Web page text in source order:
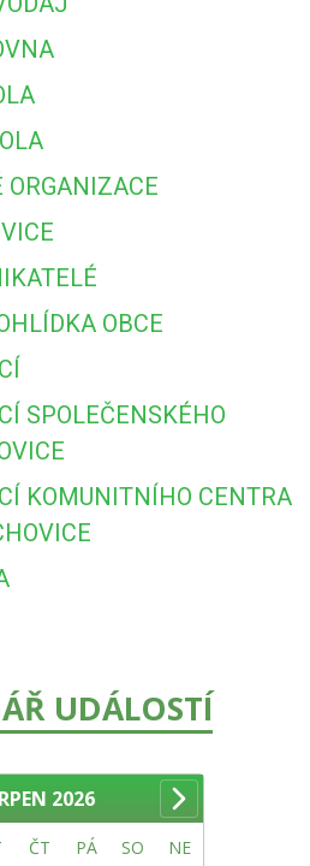
ORGANIZACE
OBCE
SPOLEČENSKÉHO
KOMUNITNÍHO CENTRA
UDÁLOSTÍ
2026
ČT PÁ SO NE